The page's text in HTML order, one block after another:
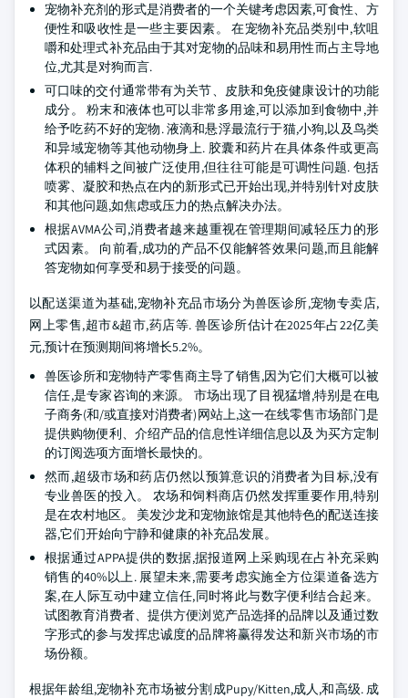
宠物补充剂的形式是消费者的一个关键考虑因素,可食性、方
便性和吸收性是一些主要因素。 在宠物补充品类别中,软咀
嚼和处理式补充品由于其对宠物的品味和易用性而占主导地
位,尤其是对狗而言.
可口味的交付通常带有为关节、皮肤和免疫健康设计的功能
成分。 粉末和液体也可以非常多用途,可以添加到食物中,并
给予吃药不好的宠物. 液滴和悬浮最流行于猫,小狗,以及鸟类
和异域宠物等其他动物身上. 胶囊和药片在具体条件或更高
体积的辅料之间被广泛使用,但往往可能是可调性问题. 包括
喷雾、凝胶和热点在内的新形式已开始出现,并特别针对皮肤
和其他问题,如焦虑或压力的热点解决办法。
根据AVMA公司,消费者越来越重视在管理期间减轻压力的形
式因素。 向前看,成功的产品不仅能解答效果问题,而且能解
答宠物如何享受和易于接受的问题。
以配送渠道为基础,宠物补充品市场分为兽医诊所,宠物专卖店,
网上零售,超市&超市,药店等. 兽医诊所估计在2025年占22亿美
元,预计在预测期间将增长5.2%。
兽医诊所和宠物特产零售商主导了销售,因为它们大概可以被
信任,是专家咨询的来源。 市场出现了目视猛增,特别是在电
子商务(和/或直接对消费者)网站上,这一在线零售市场部门是
提供购物便利、介绍产品的信息性详细信息以及为买方定制
的订阅选项方面增长最快的。
然而,超级市场和药店仍然以预算意识的消费者为目标,没有
专业兽医的投入。 农场和饲料商店仍然发挥重要作用,特别
是在农村地区。 美发沙龙和宠物旅馆是其他特色的配送连接
器,它们开始向宁静和健康的补充品发展。
根据通过APPA提供的数据,据报道网上采购现在占补充采购
销售的40%以上. 展望未来,需要考虑实施全方位渠道备选方
案,在人际互动中建立信任,同时将此与数字便利结合起来。
试图教育消费者、提供方便浏览产品选择的品牌以及通过数
字形式的参与发挥忠诚度的品牌将赢得发达和新兴市场的市
场份额。
根据年龄组,宠物补充市场被分割成Pupy/Kitten,成人,和高级. 成